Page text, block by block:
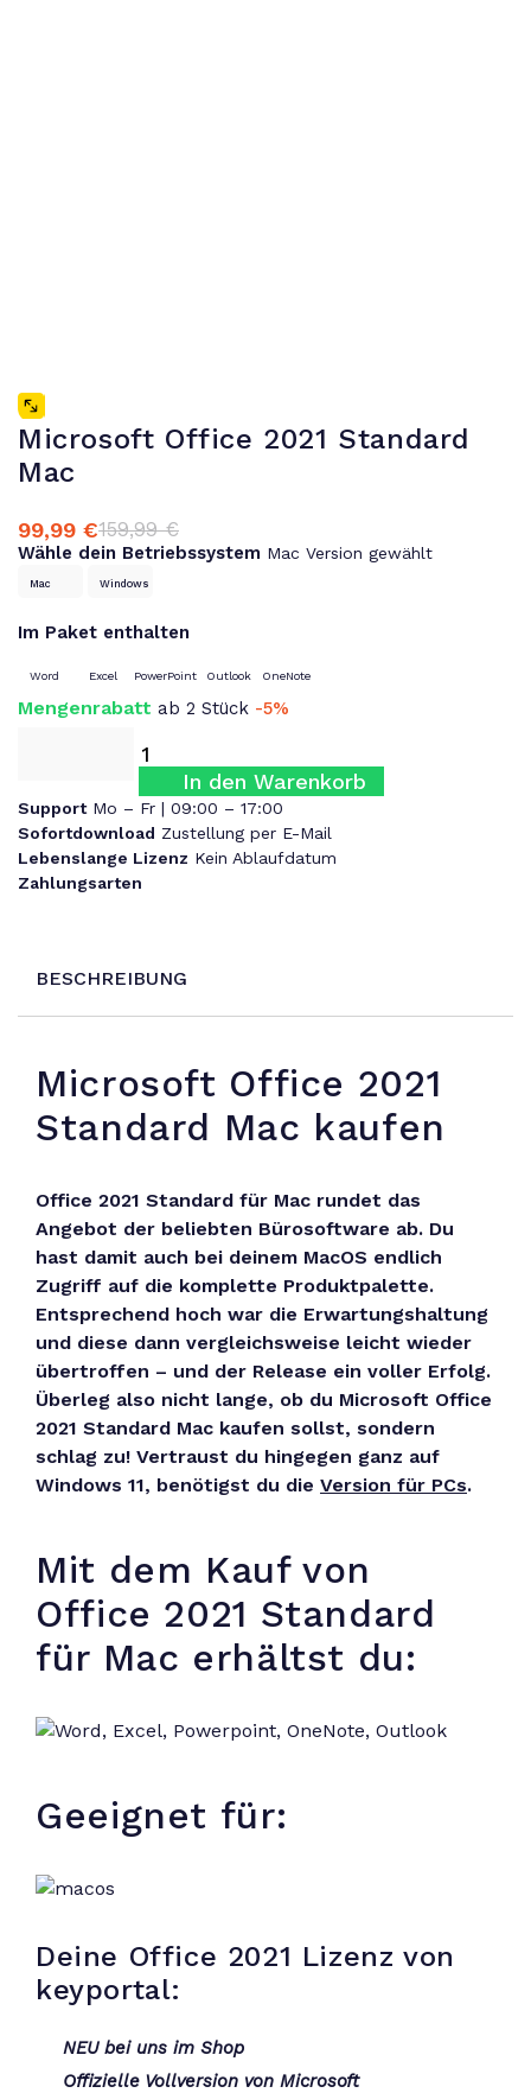
Microsoft Office 2021 Standard
Mac
159,99€
Ursprünglicher
Preis
war:
99,99 €
Aktueller
Preis
ist:
Wähle dein Betriebssystem Mac Version gewählt
Mac Windows
Im Paket enthalten
Word Excel PowerPoint Outlook OneNote
Mengenrabatt ab 2 Stück -5%
In den Warenkorb
Support Mo – Fr | 09:00 – 17:00
Sofortdownload Zustellung per E-Mail
Lebenslange Lizenz Kein Ablaufdatum
Zahlungsarten
BESCHREIBUNG
Microsoft Office 2021
Standard Mac kaufen
Office 2021 Standard für Mac rundet das
Angebot der beliebten Bürosoftware ab. Du
hast damit auch bei deinem MacOS endlich
Zugriff auf die komplette Produktpalette.
Entsprechend hoch war die Erwartungshaltung
und diese dann vergleichsweise leicht wieder
übertroffen – und der Release ein voller Erfolg.
Überleg also nicht lange, ob du Microsoft Office
2021 Standard Mac kaufen sollst, sondern
schlag zu! Vertraust du hingegen ganz auf
Windows 11, benötigst du die Version für PCs.
Mit dem Kauf von
Office 2021 Standard
für Mac erhältst du:
Geeignet für:
Deine Office 2021 Lizenz von
keyportal:
NEU bei uns im Shop
Offizielle Vollversion von Microsoft